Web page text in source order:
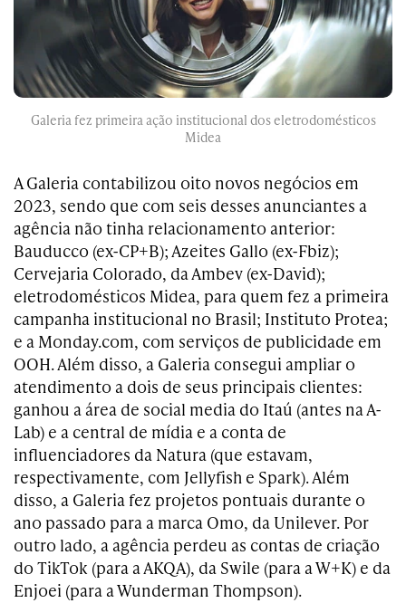
Galeria fez primeira ação institucional dos eletrodomésticos
Midea
A Galeria contabilizou oito novos negócios em
2023, sendo que com seis desses anunciantes a
agência não tinha relacionamento anterior:
Bauducco (ex-CP+B); Azeites Gallo (ex-Fbiz);
Cervejaria Colorado, da Ambev (ex-David);
eletrodomésticos Midea, para quem fez a primeira
campanha institucional no Brasil; Instituto Protea;
e a Monday.com, com serviços de publicidade em
OOH. Além disso, a Galeria consegui ampliar o
atendimento a dois de seus principais clientes:
ganhou a área de social media do Itaú (antes na A-
Lab) e a central de mídia e a conta de
influenciadores da Natura (que estavam,
respectivamente, com Jellyfish e Spark). Além
disso, a Galeria fez projetos pontuais durante o
ano passado para a marca Omo, da Unilever. Por
outro lado, a agência perdeu as contas de criação
do TikTok (para a AKQA), da Swile (para a W+K) e da
Enjoei (para a Wunderman Thompson).